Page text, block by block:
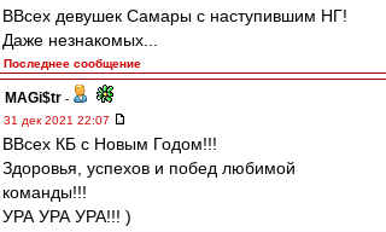
ВВсех девушек Самары с наступившим НГ!
Даже незнакомых...
Последнее сообщение
MAGi$tr -
31 дек 2021 22:07
ВВсех КБ с Новым Годом!!!
Здоровья, успехов и побед любимой
команды!!!
УРА УРА УРА!!! )